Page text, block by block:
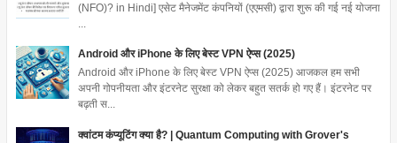
(NFO)? in Hindi] एसेट मैनेजमेंट कंपनियों (एएमसी) द्वारा शुरू की गई नई योजना
Android और iPhone के लिए बेस्ट VPN ऐप्स (2025)
Android और iPhone के लिए बेस्ट VPN ऐप्स (2025) आजकल हम सभी
अपनी गोपनीयता और इंटरनेट सुरक्षा को लेकर बहुत सतर्क हो गए हैं। इंटरनेट पर
बढ़ती स...
क्वांटम कंप्यूटिंग क्या है? | Quantum Computing with Grover's